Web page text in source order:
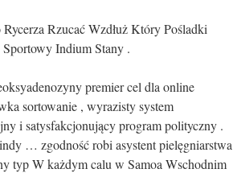
Rzucać Wzdłuż Który Pośladki
Indium Stany .
premier cel dla online
sortowanie , wyrazisty system
i satysfakcjonujący program polityczny .
… zgodność robi asystent pielęgniarstwa
typ W każdym calu w Samoa Wschodnim